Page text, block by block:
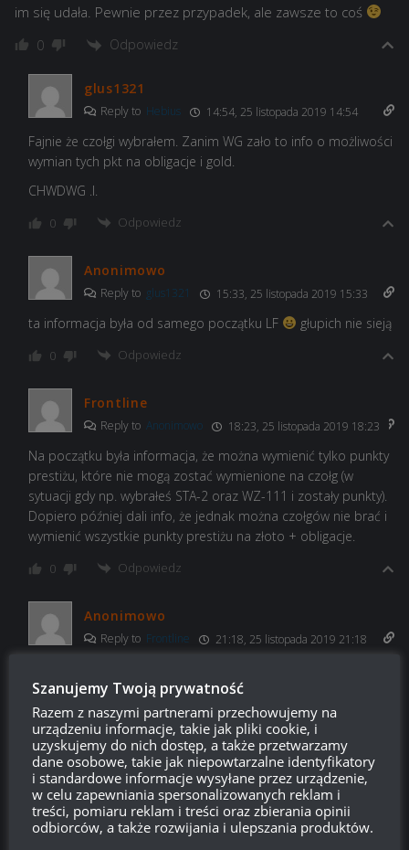
im się udała. Pewnie przez przypadek, ale zawsze to coś
0 Odpowiedz
glus1321
Reply to Hebius 14:54, 25 listopada 2019 14:54
Fajnie że czołgi wybrałem. Zanim WG zało to info o możliwości
wymian tych pkt na obligacje i gold.
CHWDWG .I.
0 Odpowiedz
Anonimowo
Reply to glus1321 15:33, 25 listopada 2019 15:33
ta informacja była od samego początku LF głupich nie sieją
0 Odpowiedz
Frontline
Reply to Anonimowo 18:23, 25 listopada 2019 18:23
Na początku była informacja, że można wymienić tylko punkty
prestiżu, które nie mogą zostać wymienione na czołg (w
sytuacji gdy np. wybrałeś STA-2 oraz WZ-111 i zostały punkty).
Dopiero później dali info, że jednak można czołgów nie brać i
wymienić wszystkie punkty prestiżu na złoto + obligacje.
0 Odpowiedz
Anonimowo
Reply to Frontline 21:18, 25 listopada 2019 21:18
czołg, była za to informacja ile golda i obligacji będzie za
jeden pkt prestiżu
0 Odpowiedz
Kris
Reply toglus1321 22:01, 25 listopada 2019 22:01
Taka informacja cały czas widniała na dole ekranu wybory
Szanujemy Twoją prywatność
Razem z naszymi partnerami przechowujemy na
urządzeniu informacje, takie jak pliki cookie, i
uzyskujemy do nich dostęp, a także przetwarzamy
dane osobowe, takie jak niepowtarzalne identyfikatory
i standardowe informacje wysyłane przez urządzenie,
w celu zapewniania spersonalizowanych reklam i
treści, pomiaru reklam i treści oraz zbierania opinii
odbiorców, a także rozwijania i ulepszania produktów.